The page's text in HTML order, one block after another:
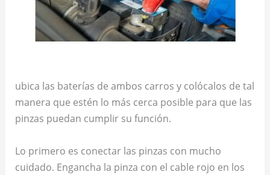
ubica las baterías de ambos carros y colócalos de tal
manera que estén lo más cerca posible para que las
pinzas puedan cumplir su función.
Lo primero es conectar las pinzas con mucho
cuidado. Engancha la pinza con el cable rojo en los